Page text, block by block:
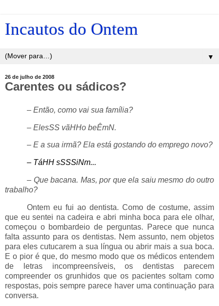
Incautos do Ontem
▼
26 de julho de 2008
Carentes ou sádicos?
– Então, como vai sua família?
– ElesSS vãHHo beÊmN.
– E a sua irmã? Ela está gostando do emprego novo?
– TáHH sSSSiNm...
– Que bacana. Mas, por que ela saiu mesmo do outro
trabalho?
Ontem eu fui ao dentista. Como de costume, assim
que eu sentei na cadeira e abri minha boca para ele olhar,
começou o bombardeio de perguntas. Parece que nunca
falta assunto para os dentistas. Nem assunto, nem objetos
para eles cutucarem a sua língua ou abrir mais a sua boca.
E o pior é que, do mesmo modo que os médicos entendem
de letras incompreensíveis, os dentistas parecem
compreender os grunhidos que os pacientes soltam como
respostas, pois sempre parece haver uma continuação para
conversa.